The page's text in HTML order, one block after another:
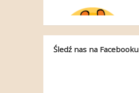
Śledź nas na Facebooku